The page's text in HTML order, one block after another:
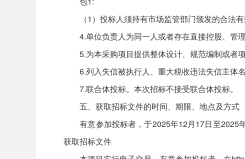
（1）投标人须持有市场监管部门颁发的合法有
4.单位负责人为同一人或者存在直接控股、管理
5.为本采购项目提供整体设计、规范编制或者项
6.列入失信被执行人、重大税收违法失信主体名
7.联合体投标。本次招标不接受联合体投标。
五、获取招标文件的时间、期限、地点及方式
有意参加投标者，于2025年12月17日至2025年
获取招标文件